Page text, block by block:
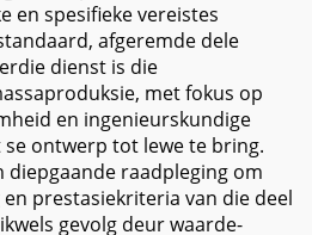
en spesifieke vereistes
afgeremde dele
dienst is die
met fokus op
en ingenieurskundige
ontwerp tot lewe te bring.
diepgaande raadpleging om
prestasiekriteria van die deel
gevolg deur waarde-